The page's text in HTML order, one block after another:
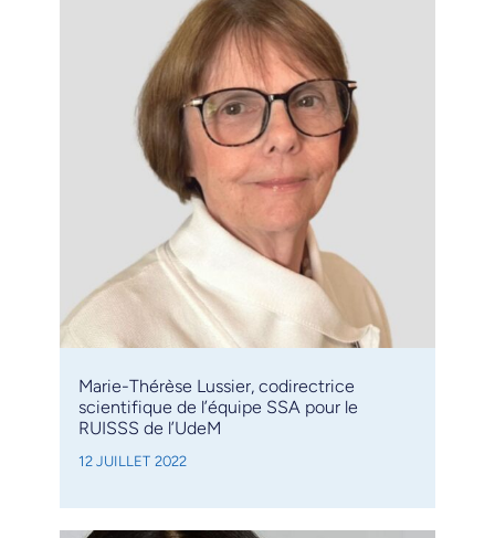
Marie-Thérèse Lussier, codirectrice
scientifique de l’équipe SSA pour le
RUISSS de l’UdeM
12 JUILLET 2022